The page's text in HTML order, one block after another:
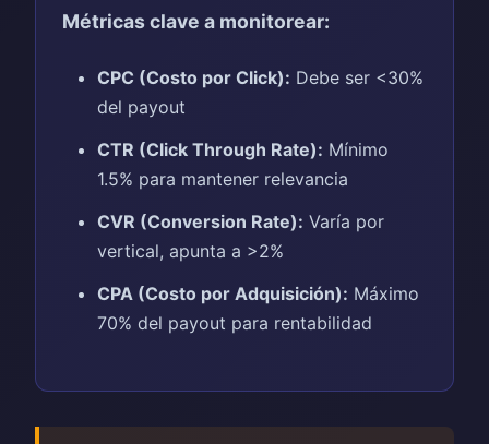
Métricas clave a monitorear:
CPC (Costo por Click): Debe ser <30%
del payout
CTR (Click Through Rate): Mínimo
1.5% para mantener relevancia
CVR (Conversion Rate): Varía por
vertical, apunta a >2%
CPA (Costo por Adquisición): Máximo
70% del payout para rentabilidad